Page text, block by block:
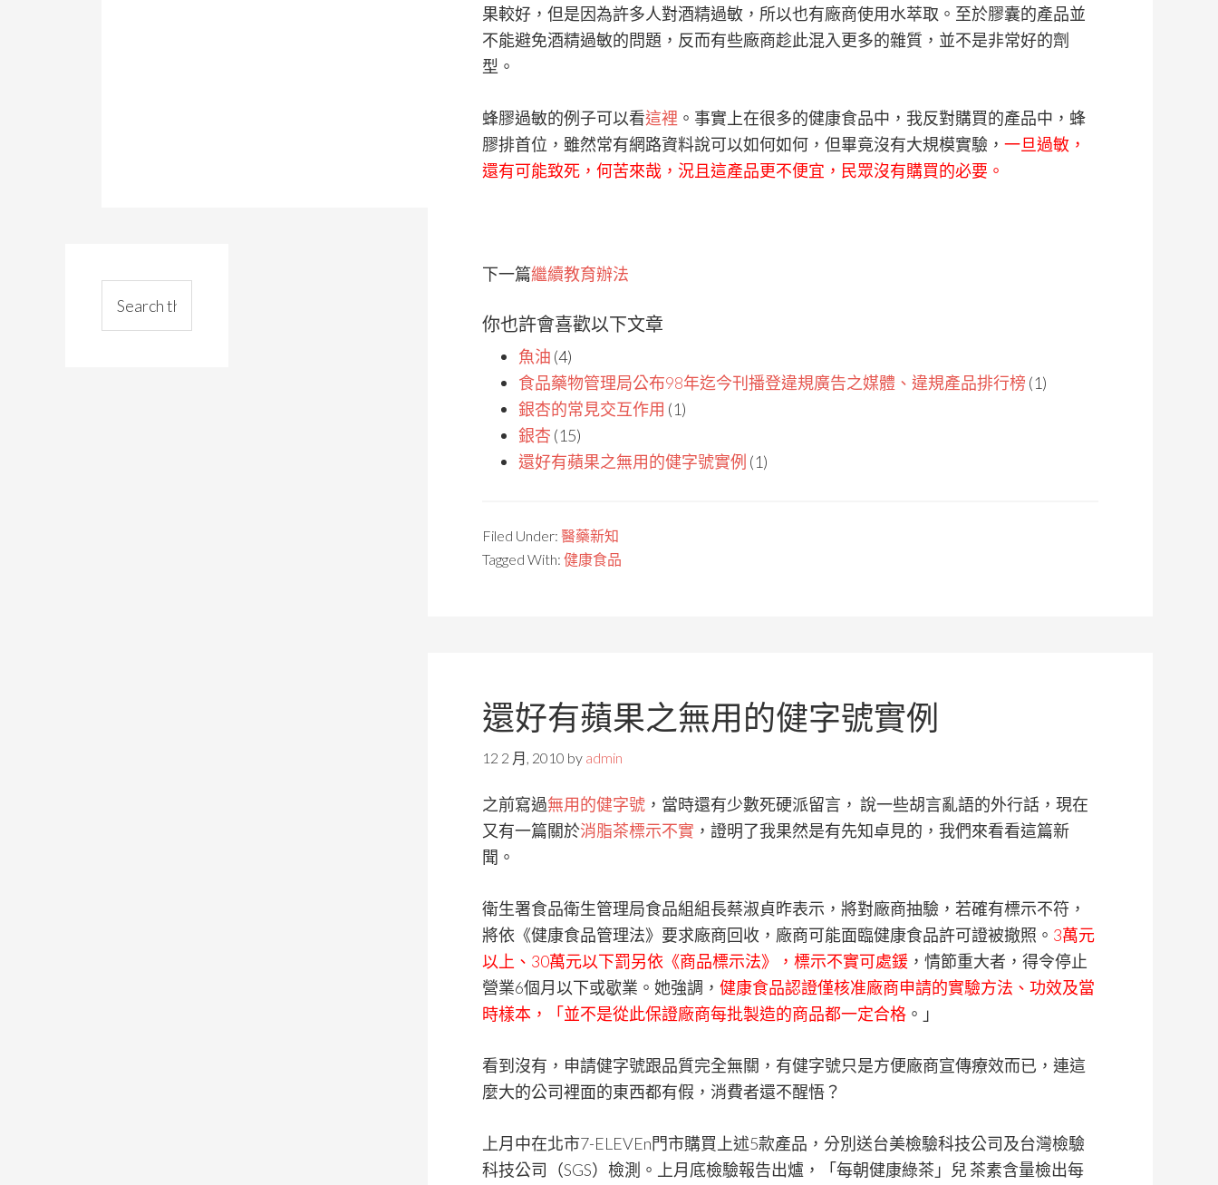
果較好，但是因為許多人對酒精過敏，所以也有廠商使用水萃取。至於膠囊的產品並
不能避免酒精過敏的問題，反而有些廠商趁此混入更多的雜質，並不是非常好的劑
型。
蜂膠過敏的例子可以看這裡 。事實上在很多的健康食品中，我反對購買的產品中，蜂
膠排首位，雖然常有網路資料說可以如何如何，但畢竟沒有大規模實驗， 一旦過敏，
還有可能致死，何苦來哉，況且這產品更不便宜，民眾沒有購買的必要。
下一篇繼續教育辦法
你也許會喜歡以下文章
魚油 (4)
食品藥物管理局公布98年迄今刊播登違規廣告之媒體、違規產品排行榜 (1)
銀杏的常見交互作用 (1)
銀杏 (15)
還好有蘋果之無用的健字號實例 (1)
Filed Under: 醫藥新知
Tagged With: 健康食品
還好有蘋果之無用的健字號實例
12 2 月, 2010 by admin
之前寫過無用的健字號 ，當時還有少數死硬派留言， 說一些胡言亂語的外行話，現在
又有一篇關於消脂茶標示不實 ，證明了我果然是有先知卓見的，我們來看看這篇新
聞。
衛生署食品衛生管理局食品組組長蔡淑貞昨表示，將對廠商抽驗，若確有標示不符，
將依《健康食品管理法》要求廠商回收，廠商可能面臨健康食品許可證被撤照。 3萬元
以上、30萬元以下罰另依《商品標示法》，標示不實可處鍰 ，情節重大者，得令停止
營業6個月以下或歇業。她強調， 健康食品認證僅核准廠商申請的實驗方法、功效及當
時樣本，「並不是從此保證廠商每批製造的商品都一定合格 。」
看到沒有，申請健字號跟品質完全無關，有健字號只是方便廠商宣傳療效而已，連這
麼大的公司裡面的東西都有假，消費者還不醒悟？
上月中在北市7-ELEVEn門市購買上述5款產品，分別送台美檢驗科技公司及台灣檢驗
科技公司（SGS）檢測。上月底檢驗報告出爐，「每朝健康綠茶」兒 茶素含量檢出每